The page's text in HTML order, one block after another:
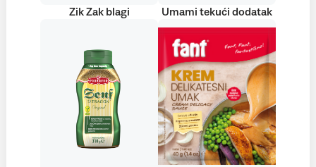
Zik Zak blagi Umami tekući dodatak